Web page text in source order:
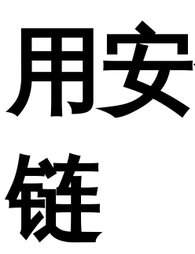
用
链